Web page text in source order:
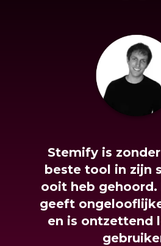
Stemify is
beste tool in zijn
ooit heb gehoord.
geeft
en is ontzettend